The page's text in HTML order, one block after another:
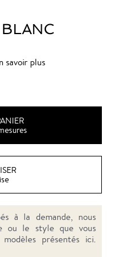
savoir plus
à la demande, nous
ou le style que vous
modèles présentés ici.